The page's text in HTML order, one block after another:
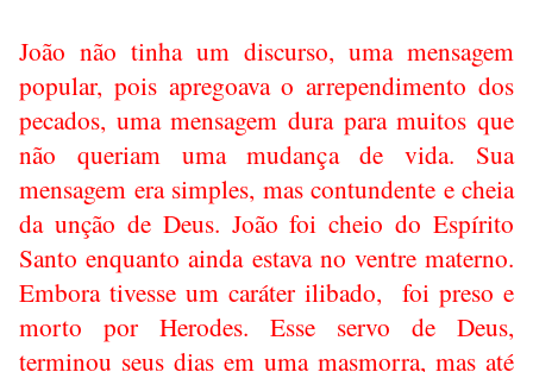
João não tinha um discurso, uma mensagem
popular, pois apregoava o arrependimento dos
pecados, uma mensagem dura para muitos que
não queriam uma mudança de vida. Sua
mensagem era simples, mas contundente e cheia
da unção de Deus. João foi cheio do Espírito
Santo enquanto ainda estava no ventre materno.
Embora tivesse um caráter ilibado,
foi preso e
morto por Herodes. Esse servo de Deus,
terminou seus dias em uma masmorra, mas até